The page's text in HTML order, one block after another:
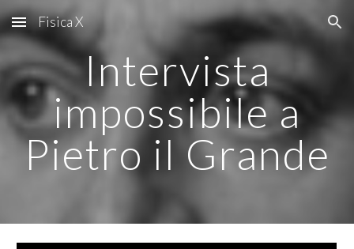
Skip to main content Skip to navigation
Fisica X
Intervista
impossibile a
Pietro il Grande